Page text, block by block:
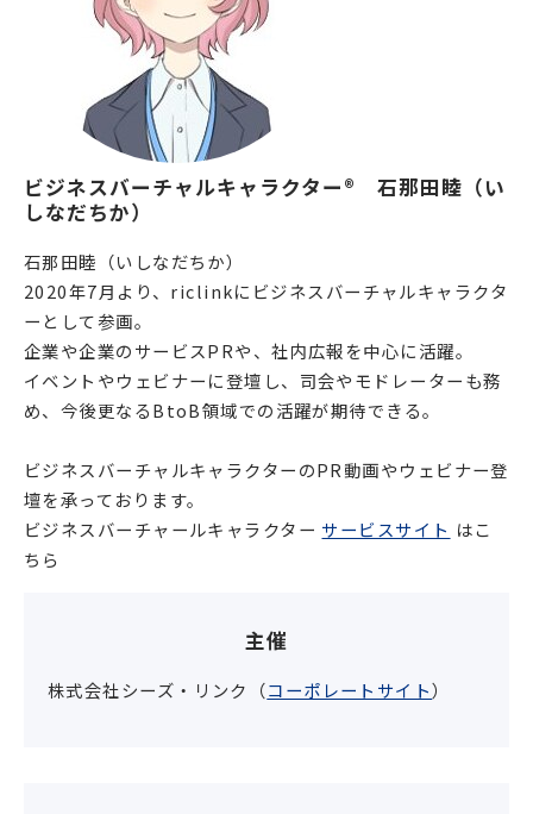
ビジネスバーチャルキャラクター®️　石那田睦（い
しなだちか）
石那田睦（いしなだちか）
2020年7月より、riclinkにビジネスバーチャルキャラクタ
ーとして参画。
企業や企業のサービスPRや、社内広報を中心に活躍。
イベントやウェビナーに登壇し、司会やモドレーターも務
め、今後更なるBtoB領域での活躍が期待できる。
ビジネスバーチャルキャラクターのPR動画やウェビナー登
壇を承っております。
ビジネスバーチャールキャラクター サービスサイト はこ
ちら
主催
株式会社シーズ・リンク（コーポレートサイト）